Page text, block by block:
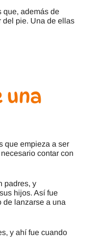
que, además de
del pie. Una de ellas
una
que empieza a ser
contar con
padres, y
hijos. Así fue
de lanzarse a una
y ahí fue cuando